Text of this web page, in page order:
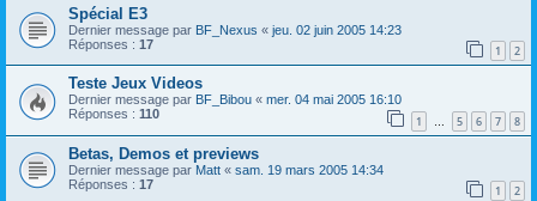
Spécial E3
Dernier message par BF_Nexus « jeu. 02 juin 2005 14:23
Réponses : 17 1 2
Teste Jeux Videos
Dernier message par BF_Bibou « mer. 04 mai 2005 16:10
Réponses : 110 1 … 5 6 7 8
Betas, Demos et previews
Dernier message par Matt « sam. 19 mars 2005 14:34
Réponses : 17 1 2